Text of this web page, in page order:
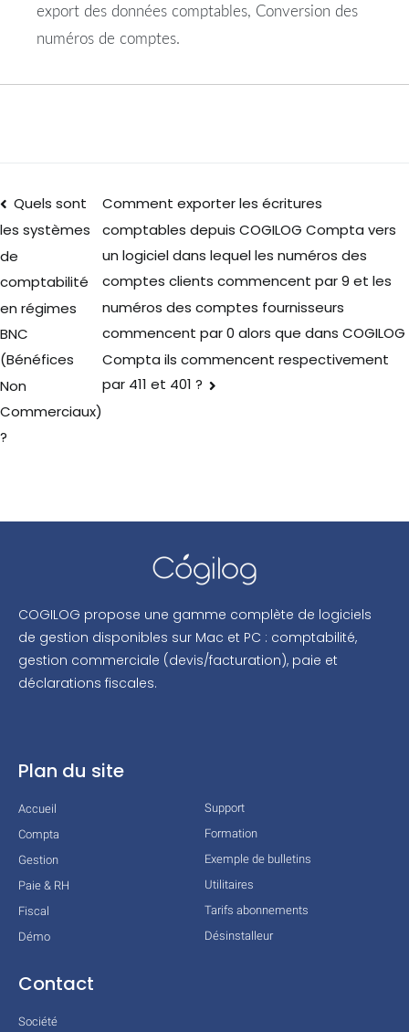
export des données comptables, Conversion des
numéros de comptes.
Quels sont
les systèmes
de
comptabilité
en régimes
BNC
(Bénéfices
Non
Commerciaux)
?
Comment exporter les écritures
comptables depuis COGILOG Compta vers
un logiciel dans lequel les numéros des
comptes clients commencent par 9 et les
numéros des comptes fournisseurs
commencent par 0 alors que dans COGILOG
Compta ils commencent respectivement
par 411 et 401 ?
COGILOG propose une gamme complète de logiciels
de gestion disponibles sur Mac et PC : comptabilité,
gestion commerciale (devis/facturation), paie et
déclarations fiscales.
Plan du site
Accueil
Compta
Gestion
Paie & RH
Fiscal
Démo
Support
Formation
Exemple de bulletins
Utilitaires
Tarifs abonnements
Désinstalleur
Contact
Société